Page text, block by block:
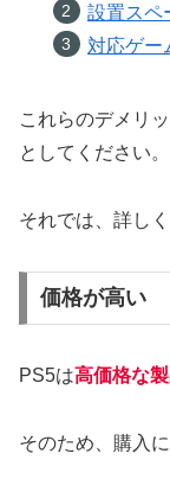
設置スペ
対応ゲー
これらのデメリ
としてください。
それでは、詳し
価格が高い
PS5は高価格な
そのため、購入